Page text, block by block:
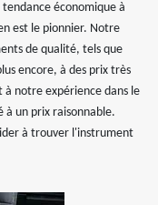
économique à
est le pionnier. Notre
de qualité, tels que
encore, à des prix très
notre expérience dans le
un prix raisonnable.
à trouver l'instrument